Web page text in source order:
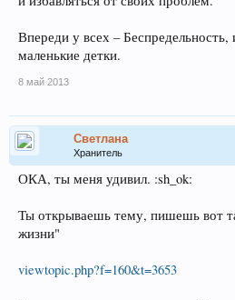
Впереди у всех –
маленькие детки.
8 май 2013
Светлана
Хранитель
ОКА, ты меня удивил. :sh_ok:
Ты открываешь тему, пишешь вот
жизни"
viewtopic.php?f=160&t=3653